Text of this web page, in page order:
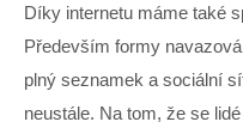
Díky internetu máme také
Především formy
plný seznamek a sociální
neustále. Na tom, že se